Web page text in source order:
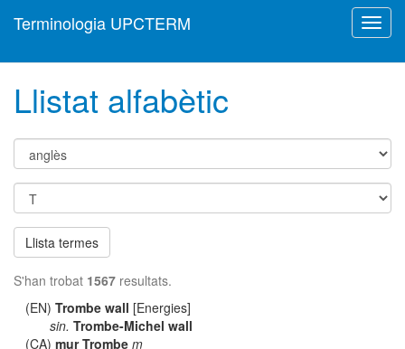
Terminologia UPCTERM
Llistat alfabètic
Llista termes
S'han trobat 1567 resultats.
(EN)Trombe wall [Energies]
sin. Trombe-Michel wall
(CA)mur Trombe m